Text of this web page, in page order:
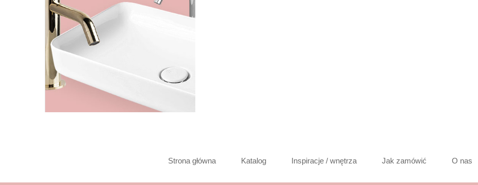
Strona główna Katalog Inspiracje / wnętrza Jak zamówić O nas